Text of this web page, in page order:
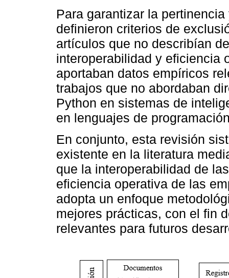
Para garantizar la
definieron criterios de
artículos que no describían
interoperabilidad y eficiencia
aportaban datos empíricos
trabajos que no abordaban
Python en sistemas de
en lenguajes de
En conjunto, esta revisión
existente en la literatura
que la interoperabilidad de
eficiencia operativa de las
adopta un enfoque
mejores prácticas, con el fin
relevantes para futuros